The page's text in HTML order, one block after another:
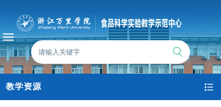
教学资源